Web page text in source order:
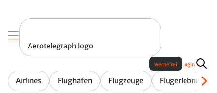
Aerotelegraph logo
Airlines Flughäfen Flugzeuge Flugerlebnis
Werbefrei Login